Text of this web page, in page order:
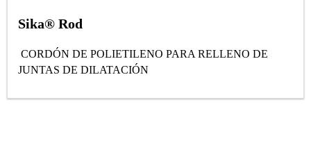
Sika® Rod
CORDÓN DE POLIETILENO PARA RELLENO DE
JUNTAS DE DILATACIÓN